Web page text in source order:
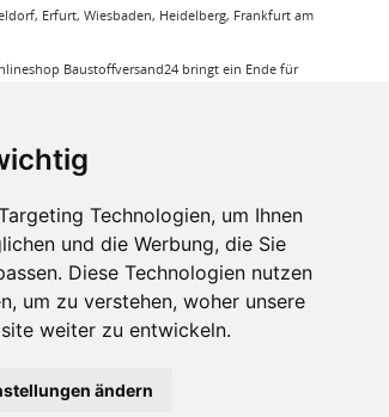
Technologien, um Ihnen
und die Werbung, die Sie
Diese Technologien nutzen
um zu verstehen, woher unsere
weiter zu entwickeln.
ändern
Erfurt, Wiesbaden, Heidelberg, Frankfurt am
Baustoffversand24 bringt ein Ende für
online und wir liefern die jeweiligen Produkte
den Triefpreis, Sie können sicher sein
wie GUNREBEN Parkett, JOKA
haben wir ebenso in unserem Sortiment
Massivholzdielen in Einsatz kommt. Mit den